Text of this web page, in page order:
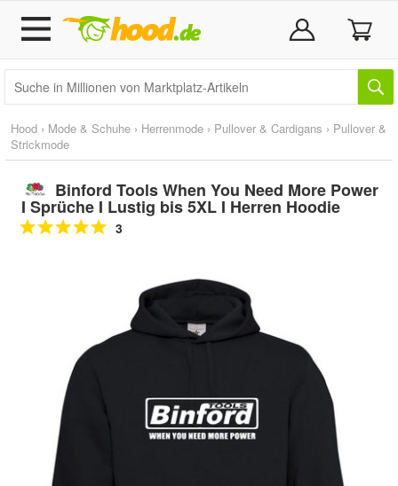
Hood › Mode & Schuhe › Herrenmode › Pullover & Cardigans › Pullover &
Strickmode
Binford Tools When You Need More Power
I Sprüche I Lustig bis 5XL I Herren Hoodie
3